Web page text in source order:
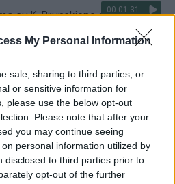
My Personal Information
sale, sharing to third parties, or
or sensitive information for
please use the below opt-out
Please note that after your
you may continue seeing
personal information utilized by
disclosed to third parties prior to
opt-out of the further
00:01:31
su K. Prunskiene akimirkas:
įrašai
įrašai